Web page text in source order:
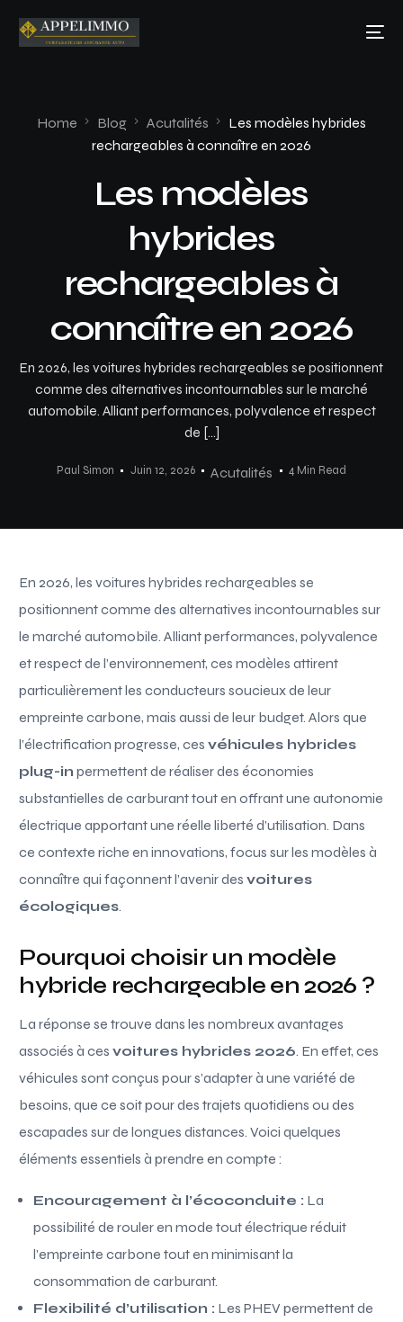
Home Blog Acutalités
Les modèles hybrides
rechargeables à connaître en 2026
Les modèles
hybrides
rechargeables à
connaître en 2026
En 2026, les voitures hybrides rechargeables se positionnent
comme des alternatives incontournables sur le marché
automobile. Alliant performances, polyvalence et respect
de […]
Paul Simon Juin 12, 2026 Acutalités 4 Min Read
En 2026, les voitures hybrides rechargeables se
positionnent comme des alternatives incontournables sur
le marché automobile. Alliant performances, polyvalence
et respect de l’environnement, ces modèles attirent
particulièrement les conducteurs soucieux de leur
empreinte carbone, mais aussi de leur budget. Alors que
l’électrification progresse, cesvéhicules hybrides
plug-in permettent de réaliser des économies
substantielles de carburant tout en offrant une autonomie
électrique apportant une réelle liberté d’utilisation. Dans
ce contexte riche en innovations, focus sur les modèles à
connaître qui façonnent l’avenir desvoitures
écologiques.
Pourquoi choisir un modèle
hybride rechargeable en 2026 ?
La réponse se trouve dans les nombreux avantages
associés à cesvoitures hybrides 2026. En effet, ces
véhicules sont conçus pour s’adapter à une variété de
besoins, que ce soit pour des trajets quotidiens ou des
escapades sur de longues distances. Voici quelques
éléments essentiels à prendre en compte :
Encouragement à l’écoconduite : La
possibilité de rouler en mode tout électrique réduit
l’empreinte carbone tout en minimisant la
consommation de carburant.
Flexibilité d’utilisation : Les PHEV permettent de